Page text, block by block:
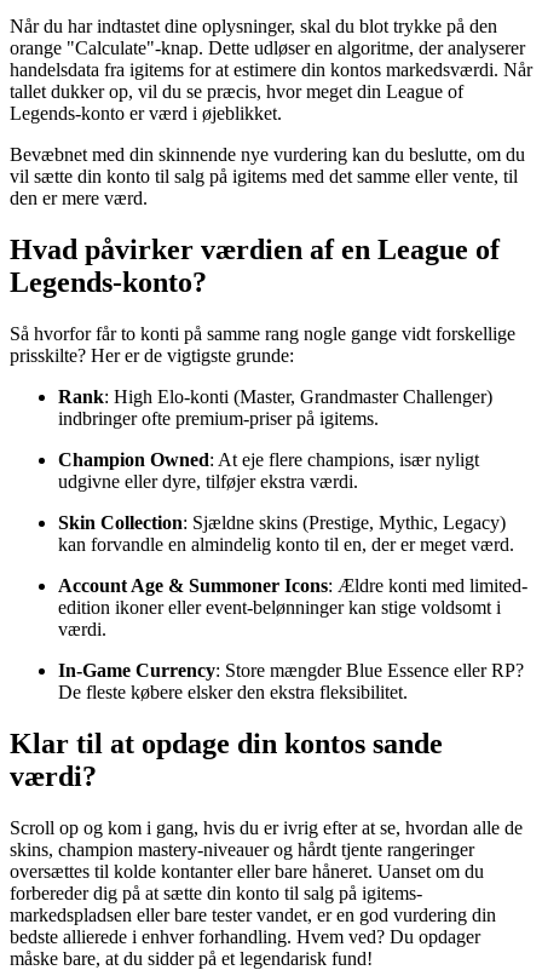
Når du har indtastet dine oplysninger, skal du blot trykke på den
orange "Calculate"-knap. Dette udløser en algoritme, der analyserer
handelsdata fra igitems for at estimere din kontos markedsværdi. Når
tallet dukker op, vil du se præcis, hvor meget din League of
Legends-konto er værd i øjeblikket.
Bevæbnet med din skinnende nye vurdering kan du beslutte, om du
vil sætte din konto til salg på igitems med det samme eller vente, til
den er mere værd.
Hvad påvirker værdien af en League of
Legends-konto?
Så hvorfor får to konti på samme rang nogle gange vidt forskellige
prisskilte? Her er de vigtigste grunde:
Rank: High Elo-konti (Master, Grandmaster Challenger)
indbringer ofte premium-priser på igitems.
Champion Owned: At eje flere champions, især nyligt
udgivne eller dyre, tilføjer ekstra værdi.
Skin Collection: Sjældne skins (Prestige, Mythic, Legacy)
kan forvandle en almindelig konto til en, der er meget værd.
Account Age & Summoner Icons: Ældre konti med limited-
edition ikoner eller event-belønninger kan stige voldsomt i
værdi.
In-Game Currency: Store mængder Blue Essence eller RP?
De fleste købere elsker den ekstra fleksibilitet.
Klar til at opdage din kontos sande
værdi?
Scroll op og kom i gang, hvis du er ivrig efter at se, hvordan alle de
skins, champion mastery-niveauer og hårdt tjente rangeringer
oversættes til kolde kontanter eller bare håneret. Uanset om du
forbereder dig på at sætte din konto til salg på igitems-
markedspladsen eller bare tester vandet, er en god vurdering din
bedste allierede i enhver forhandling. Hvem ved? Du opdager
måske bare, at du sidder på et legendarisk fund!